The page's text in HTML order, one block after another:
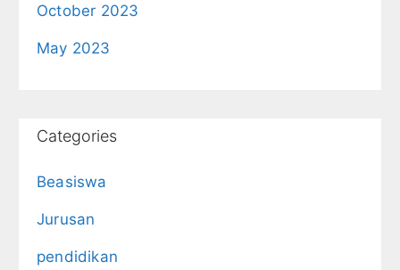
October 2023
May 2023
Categories
Beasiswa
Jurusan
pendidikan